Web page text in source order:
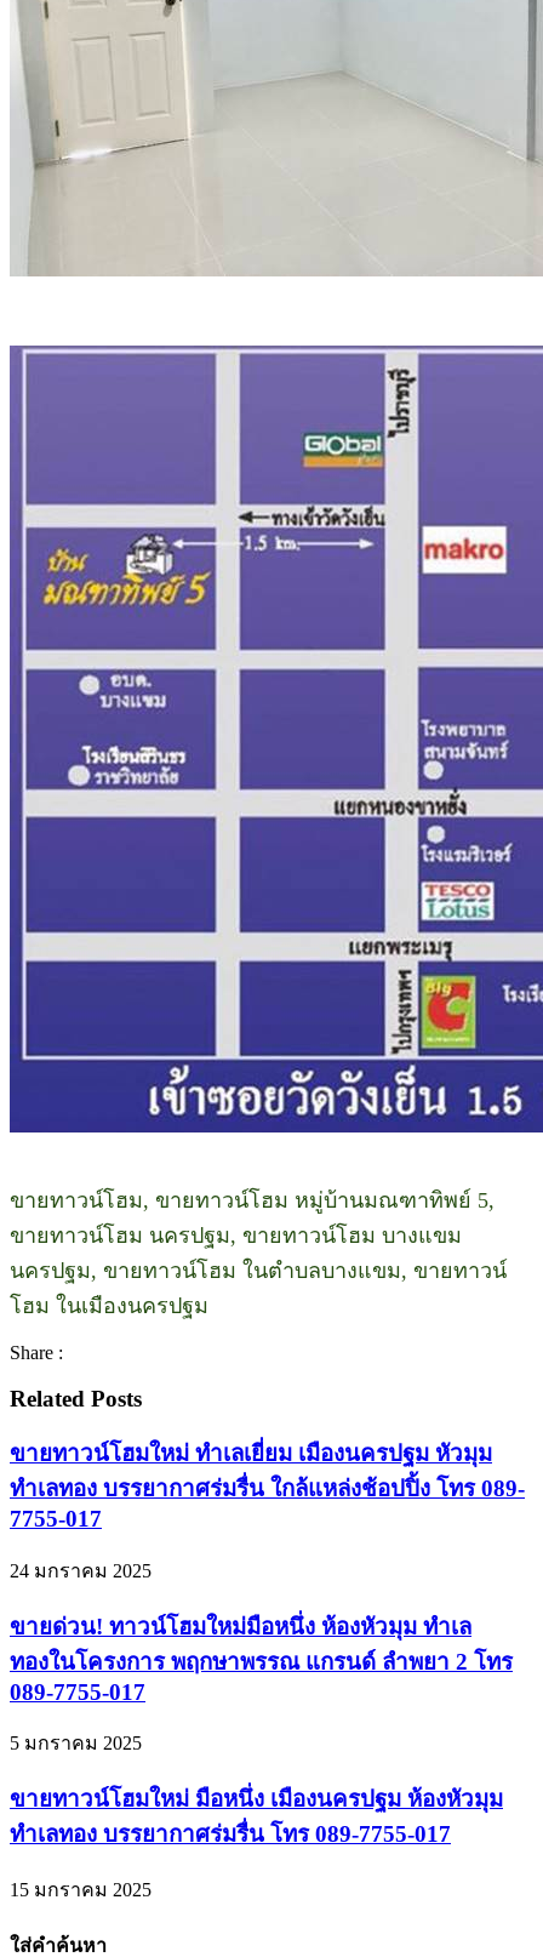
ขายทาวน์โฮม, ขายทาวน์โฮม หมู่บ้านมณฑาทิพย์ 5,
ขายทาวน์โฮม นครปฐม, ขายทาวน์โฮม บางแขม
นครปฐม, ขายทาวน์โฮม ในตำบลบางแขม, ขายทาวน์
โฮม ในเมืองนครปฐม
Share :
Related Posts
ขายทาวน์โฮมใหม่ ทำเลเยี่ยม เมืองนครปฐม หัวมุม
ทำเลทอง บรรยากาศร่มรื่น ใกล้แหล่งช้อปปิ้ง โทร 089-
7755-017
24 มกราคม 2025
ขายด่วน! ทาวน์โฮมใหม่มือหนึ่ง ห้องหัวมุม ทำเล
ทองในโครงการ พฤกษาพรรณ แกรนด์ ลำพยา 2 โทร
089-7755-017
5 มกราคม 2025
ขายทาวน์โฮมใหม่ มือหนึ่ง เมืองนครปฐม ห้องหัวมุม
ทำเลทอง บรรยากาศร่มรื่น โทร 089-7755-017
15 มกราคม 2025
ใส่คำค้นหา